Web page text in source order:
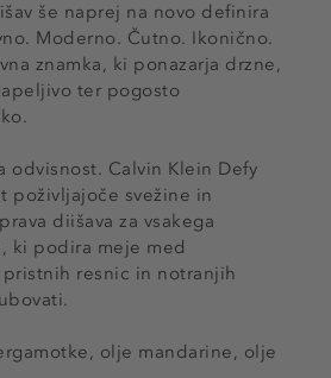
še naprej na novo definira
Moderno. Čutno. Ikonično.
znamka, ki ponazarja drzne,
ter pogosto
odvisnost. Calvin Klein Defy
poživljajoče svežine in
diišava za vsakega
ki podira meje med
pristnih resnic in notranjih
olje mandarine, olje